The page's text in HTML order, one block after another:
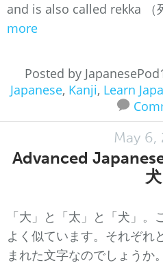
and is also called rekka （
more
Posted by
Japanese, Kanji, Learn
May 6,
Advanced
犬
「大」と「太」と「犬」。
よく似ています。それぞれ
まれた文字なのでしょうか